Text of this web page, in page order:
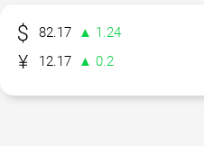
82.17 ▲ 1.24
12.17
▲ 0.2